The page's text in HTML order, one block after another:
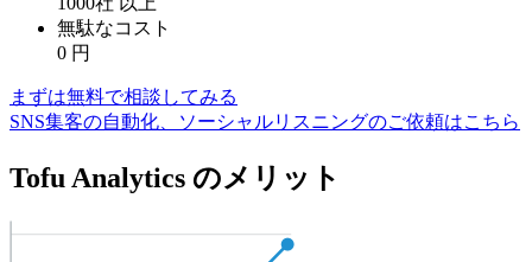
無駄なコスト
0 円
まずは無料で相談してみる
SNS集客の自動化、ソーシャルリスニングのご依頼はこちら
Tofu Analytics のメリット